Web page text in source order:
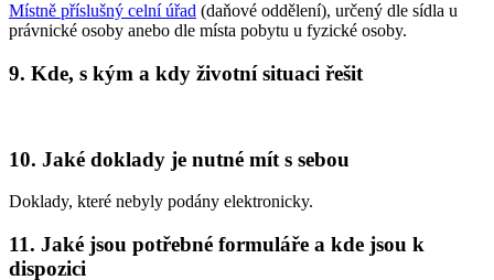
Místně příslušný celní úřad (daňové oddělení), určený dle sídla u
právnické osoby anebo dle místa pobytu u fyzické osoby.
9. Kde, s kým a kdy životní situaci řešit
10. Jaké doklady je nutné mít s sebou
Doklady, které nebyly podány elektronicky.
11. Jaké jsou potřebné formuláře a kde jsou k
dispozici